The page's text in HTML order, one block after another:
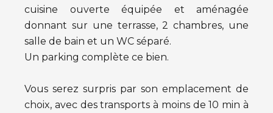
cuisine ouverte équipée et aménagée
donnant sur une terrasse, 2 chambres, une
salle de bain et un WC séparé.
Un parking complète ce bien.
Vous serez surpris par son emplacement de
choix, avec des transports à moins de 10 min à